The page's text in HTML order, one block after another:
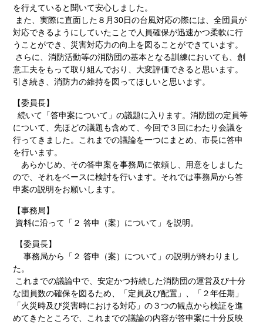
を行えていると聞いて安心しました。
また、実際に直面した８月30日の台風対応の際には、全団員が
対応できるようにしていたことで人員確保が迅速かつ柔軟に行
うことができ、災害対応力の向上を図ることができています。
さらに、消防活動等の消防団の基本となる訓練においても、創
意工夫をもって取り組んでおり、大変評価できると思います。
引き続き、消防力の維持を図ってほしいと思います。
【委員長】
続いて「答申案について」の議題に入ります。消防団の定員等
について、先ほどの議題も含めて、今回で３回にわたり会議を
行ってきました。これまでの議論を一つにまとめ、市長に答申
を行います。
あらかじめ、その答申案を事務局に依頼し、用意をしました
ので、それをベースに検討を行います。それでは事務局から答
申案の説明をお願いします。
【事務局】
資料に沿って「２ 答申（案）について」を説明。
【委員長】
事務局から「２ 答申（案）について」の説明が終わりまし
た。
これまでの議論中で、安定かつ持続した消防団の運営及び十分
な団員数の確保を図るため、「定員及び配置」、「２年任期」
「火災時及び災害時における対応」の３つの観点から検証を進
めてきたところで、これまでの議論の内容が答申案に十分反映